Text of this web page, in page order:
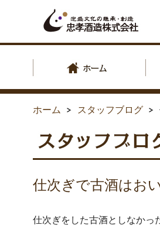
ホーム スタッフブログ
仕次ぎで古酒はお
仕次ぎをした古酒としなかっ